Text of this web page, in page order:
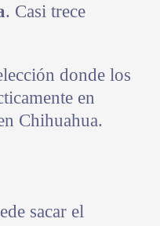
. Casi trece
donde los
en
Chihuahua.
sacar el